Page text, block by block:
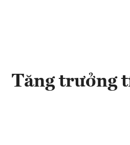
Tăng trưởng